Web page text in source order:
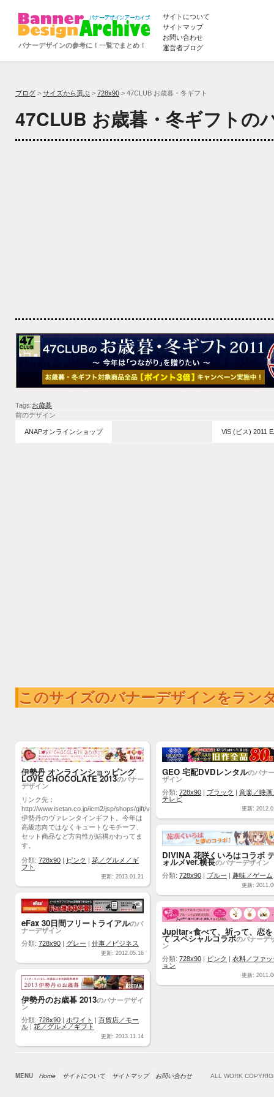
バナーデザインの参考に！一覧でまとめ！
サイトについて
サイトマップ
お問い合わせ
運営者ブログ
ブログ > サイズから選ぶ > 728x90 > 47CLUB お歳暮・冬ギフト
47CLUB お歳暮・冬ギフトの
Tags:お歳暮
前のデザイン
ANAPオンラインショップ ViS (ビス) 2011
このサイズのバナーデザインをラン
伊勢丹 オンラインショッピング
LOVE CHOCOLATE 2013のバナー
デザイン
リンク先：
http://www.isetan.co.jp/icm2/jsp/shops/gift/valentine/index.jsp
伊勢丹のヴァレンタインギフト。今年は
高級志向ではなくキュートなモチーフ、
セット商品など方向性が結構かわってま
す。
分類: 728x90 ピンク
花／グルメ／ギ
フト
更新: 2013.01.21
GEO 宅配DVDレンタルのバナ
ザイン
分類: 728x90 ブラック
音楽／映画
テレビ
更新:
DIVINA 花咲くいろはコラボ
ォルメver.横長のバナーデザイン
分類: 728x90 ブルー 趣味／ゲーム
更新:
eFax 30日間フリートライアルのバ
ナーデザイン
分類: 728x90 グレー 仕事／ビジネス
更新: 2012.05.16
Jupitar×食べて、祈って、恋
て スペシャルコラボのバナーデ
ン
分類: 728x90 ピンク
衣料／ファッ
ョン
更新:
伊勢丹のお歳暮 2013のバナーデザイ
ン
分類: 728x90 ホワイト
百貨店／モー
ル
花／グルメ／ギフト
更新: 2013.11.14
MENU Home サイトについて サイトマップ お問い合わせ ALL WORK